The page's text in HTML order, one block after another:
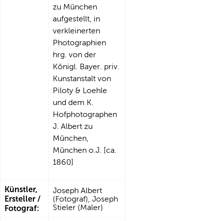
zu München
aufgestellt, in
verkleinerten
Photographien
hrg. von der
Königl. Bayer. priv.
Kunstanstalt von
Piloty & Loehle
und dem K.
Hofphotographen
J. Albert zu
München,
München o.J. [ca.
1860]
Künstler,
Ersteller /
Fotograf:
Joseph Albert
(Fotograf), Joseph
Stieler (Maler)